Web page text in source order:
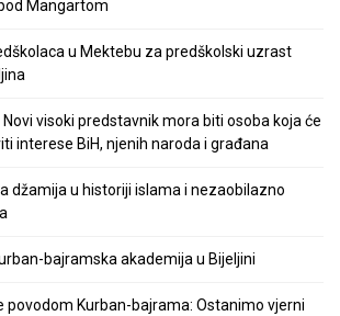
Mangartom
u Mektebu za predškolski uzrast
visoki predstavnik mora biti osoba koja će
interese BiH, njenih naroda i građana
džamija u historiji islama i nezaobilazno
bajramska akademija u Bijeljini
povodom Kurban-bajrama: Ostanimo vjerni